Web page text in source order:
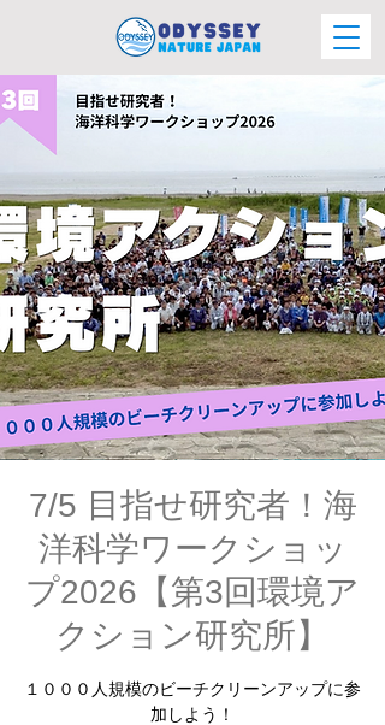
7/5 目指せ研究者！海
洋科学ワークショッ
プ2026【第3回環境ア
クション研究所】
１０００人規模のビーチクリーンアップに参
加しよう！